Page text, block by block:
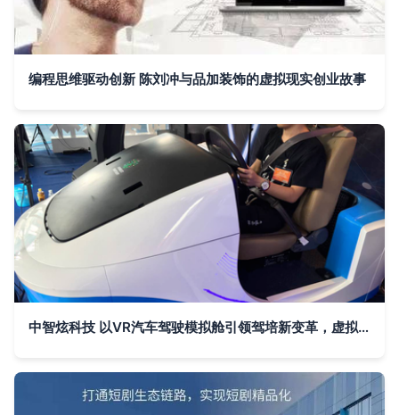
编程思维驱动创新 陈刘冲与品加装饰的虚拟现实创业故事
中智炫科技 以VR汽车驾驶模拟舱引领驾培新变革，虚拟现实技术研发惊艳市场